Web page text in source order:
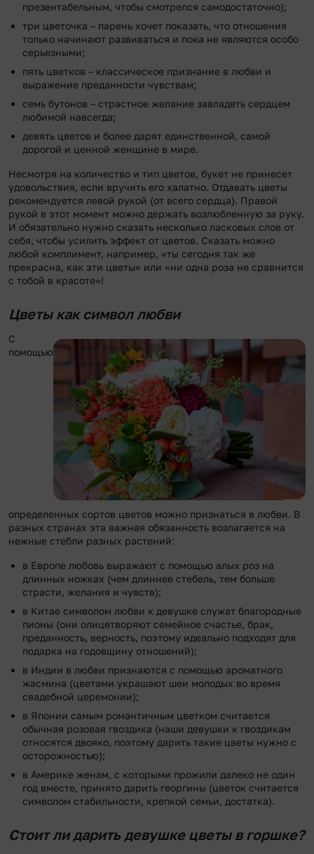
презентабельным, чтобы смотрелся самодостаточно);
три цветочка – парень хочет показать, что отношения
только начинают развиваться и пока не являются особо
серьезными;
пять цветков – классическое признание в любви и
выражение преданности чувствам;
семь бутонов – страстное желание завладеть сердцем
любимой навсегда;
девять цветов и более дарят единственной, самой
дорогой и ценной женщине в мире.
Несмотря на количество и тип цветов, букет не принесет
удовольствия, если вручить его халатно. Отдавать цветы
рекомендуется левой рукой (от всего сердца). Правой
рукой в этот момент можно держать возлюбленную за руку.
И обязательно нужно сказать несколько ласковых слов от
себя, чтобы усилить эффект от цветов. Сказать можно
любой комплимент, например, «ты сегодня так же
прекрасна, как эти цветы» или «ни одна роза не сравнится
с тобой в красоте»!
Цветы как символ любви
С
помощью
определенных сортов цветов можно признаться в любви. В
разных странах эта важная обязанность возлагается на
нежные стебли разных растений:
в Европе любовь выражают с помощью алых роз на
длинных ножках (чем длиннее стебель, тем больше
страсти, желания и чувств);
в Китае символом любви к девушке служат благородные
пионы (они олицетворяют семейное счастье, брак,
преданность, верность, поэтому идеально подходят для
подарка на годовщину отношений);
в Индии в любви признаются с помощью ароматного
жасмина (цветами украшают шеи молодых во время
свадебной церемонии);
в Японии самым романтичным цветком считается
обычная розовая гвоздика (наши девушки к гвоздикам
относятся двояко, поэтому дарить такие цветы нужно с
осторожностью);
в Америке женам, с которыми прожили далеко не один
год вместе, принято дарить георгины (цветок считается
символом стабильности, крепкой семьи, достатка).
Стоит ли дарить девушке цветы в горшке?